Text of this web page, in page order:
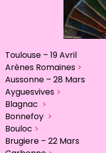
Toulouse – 19 Avril
Arènes Romaines >
Aussonne – 28 Mars
Ayguesvives >
Blagnac >
Bonnefoy >
Bouloc >
Brugiere – 22 Mars